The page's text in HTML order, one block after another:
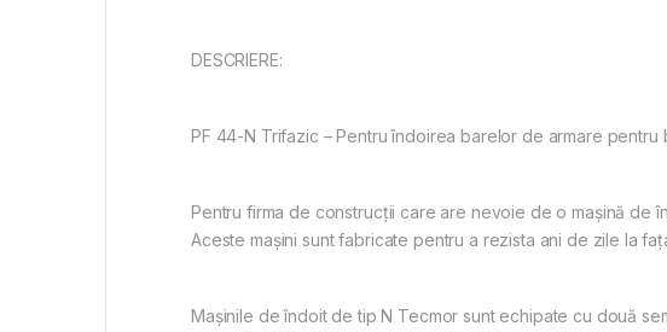
DESCRIERE:
PF 44-N Trifazic – Pentru îndoirea barelor de armare pentru
Pentru firma de construcții care are nevoie de o mașină de
Aceste mașini sunt fabricate pentru a rezista ani de zile la
Mașinile de îndoit de tip N Tecmor sunt echipate cu două